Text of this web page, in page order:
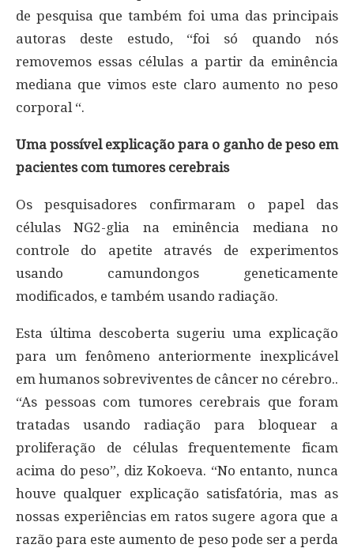
de pesquisa que também foi uma das principais
autoras deste estudo, “foi só quando nós
removemos essas células a partir da eminência
mediana que vimos este claro aumento no peso
corporal “.
Uma possível explicação para o ganho de peso em
pacientes com tumores cerebrais
Os pesquisadores confirmaram o papel das
células NG2-glia na eminência mediana no
controle do apetite através de experimentos
usando camundongos geneticamente
modificados, e também usando radiação.
Esta última descoberta sugeriu uma explicação
para um fenômeno anteriormente inexplicável
em humanos sobreviventes de câncer no cérebro..
“As pessoas com tumores cerebrais que foram
tratadas usando radiação para bloquear a
proliferação de células frequentemente ficam
acima do peso”, diz Kokoeva. “No entanto, nunca
houve qualquer explicação satisfatória, mas as
nossas experiências em ratos sugere agora que a
razão para este aumento de peso pode ser a perda